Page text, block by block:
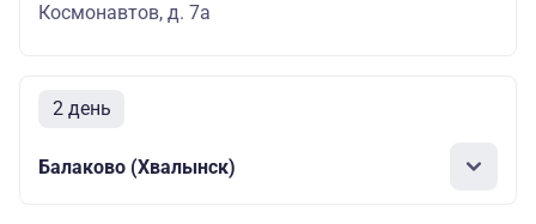
Космонавтов, д. 7а
2 день
Балаково (Хвалынск)